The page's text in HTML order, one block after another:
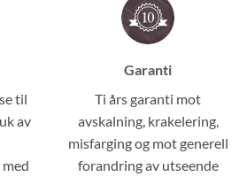
til
av
Garanti
Ti års garanti mot
avskalning, krakelering,
misfarging og mot generell
forandring av utseende